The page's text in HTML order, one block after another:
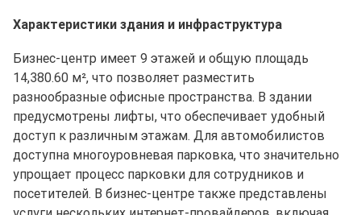
Характеристики здания и инфраструктура
Бизнес-центр имеет 9 этажей и общую площадь
14,380.60 м², что позволяет разместить
разнообразные офисные пространства. В здании
предусмотрены лифты, что обеспечивает удобный
доступ к различным этажам. Для автомобилистов
доступна многоуровневая парковка, что значительно
упрощает процесс парковки для сотрудников и
посетителей. В бизнес-центре также представлены